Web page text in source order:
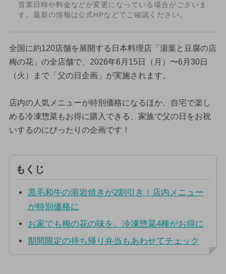
営業日時や料金などが変更になっている場合がございま
す。最新の情報は公式HPなどでご確認ください。
全国に約120店舗を展開する日本料理店「湯葉と豆腐の店
梅の花」の全店舗で、2026年6月15日（月）〜6月30日
（火）まで「父の日企画」が実施されます。
店内の人気メニューが特別価格になるほか、自宅で楽し
める冷凍惣菜もお得に購入できる、家族で父の日をお祝
いするのにぴったりの企画です！
もくじ
黒毛和牛の溶岩焼きが2割引き！店内メニュー
が特別価格に
お家でも梅の花の味を。冷凍惣菜4種がお得に
期間限定の持ち帰り弁当もあわせてチェック